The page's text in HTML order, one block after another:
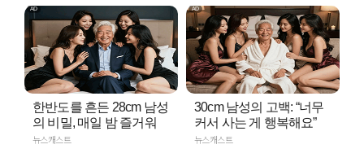
한반도를 흔든 28cm 남성
의 비밀, 매일 밤 즐거워
뉴스캐스트
30cm 남성의 고백: “너무
커서 사는 게 행복해요”
뉴스캐스트